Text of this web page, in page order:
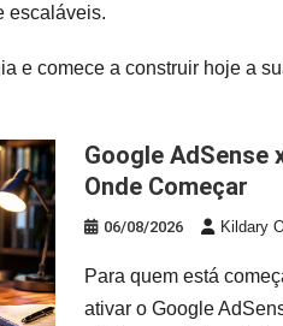
escaláveis.
e comece a construir hoje a
Google AdSense x Marketing de Afiliados: Por
Onde Começar
06/08/2026 Kildary
Para quem está
ativar o Google